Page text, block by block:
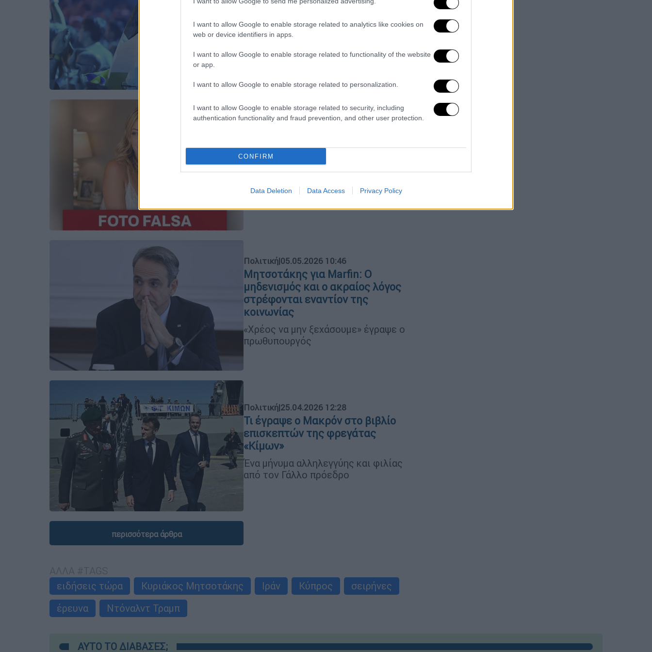
I want to allow Google to enable storage related to analytics like cookies on
web or device identifiers in apps.
I want to allow Google to enable storage related to functionality of the website
or app.
I want to allow Google to enable storage related to personalization.
I want to allow Google to enable storage related to security, including
authentication functionality and fraud prevention, and other user protection.
CONFIRM
Data Deletion Data Access Privacy Policy
«Τα ανθρώπινα δικαιώματα δεν
μπορούν να αντιμετωπίζονται με
αδιαφορία» έλεγε το μήνυμα που
Κόσμος|06.05.2026 08:35
εσώρουχα στέλνουν μήνυμα για τα
deepfakes - «Το ζήτημα δεν αφορά
μόνο εμένα»
«Σκέψου πριν τις κοινοποιήσεις» το
Πολιτική|05.05.2026 10:46
Μητσοτάκης για Marfin: Ο
μηδενισμός και ο ακραίος λόγος
στρέφονται εναντίον της
κοινωνίας
«Χρέος να μην ξεχάσουμε» έγραψε ο
πρωθυπουργός
Πολιτική|25.04.2026 12:28
Τι έγραψε ο Μακρόν στο βιβλίο
επισκεπτών της φρεγάτας
«Κίμων»
Ένα μήνυμα αλληλεγγύης και φιλίας
από τον Γάλλο πρόεδρο
περισσότερα άρθρα
ειδήσεις τώρα
Κυριάκος Μητσοτάκης Ιράν Κύπρος
σειρήνες
έρευνα
Ντόναλντ Τραμπ
ΑΥΤΟ ΤΟ ΔΙΑΒΑΣΕΣ;